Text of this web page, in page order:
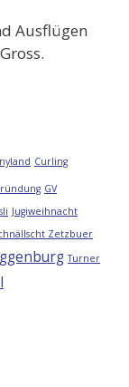
Ausflügen
Curling
GV
Jugiweihnacht
Zetzbuer
Turner